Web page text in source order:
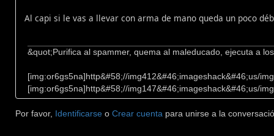
Al capi si le vas a llevar con arma de mano queda un poco
&quot;Purifica al spammer, quema al maleducado, ejecuta a
[img:or6gs5na]http&#58;//img412&#46;imageshack&#46;us/
[img:or6gs5na]http&#58;//img147&#46;imageshack&#46;us/
Por favor, Identificarse o Crear cuenta para unirse a la